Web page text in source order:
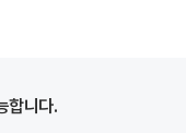
합니다.